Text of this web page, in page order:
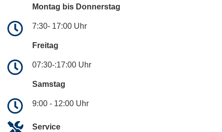
Montag bis Donnerstag
7:30- 17:00 Uhr
Freitag
07:30-:17:00 Uhr
Samstag
9:00 - 12:00 Uhr
Service